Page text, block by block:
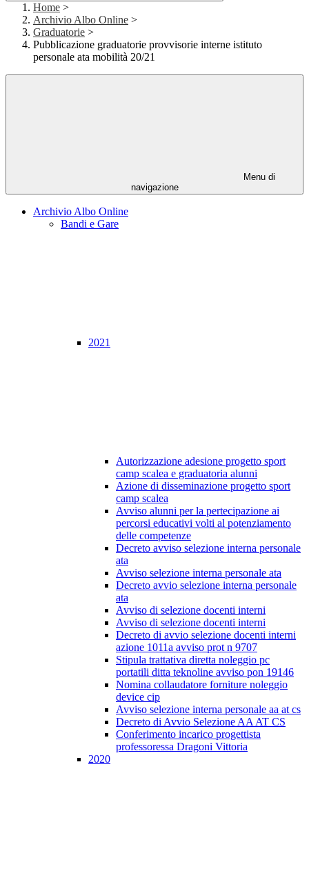
Home >
Archivio Albo Online >
Graduatorie >
Pubblicazione graduatorie provvisorie interne istituto
personale ata mobilità 20/21
Menu di
navigazione
Archivio Albo Online
Bandi e Gare
2021
Autorizzazione adesione progetto sport
camp scalea e graduatoria alunni
Azione di disseminazione progetto sport
camp scalea
Avviso alunni per la pertecipazione ai
percorsi educativi volti al potenziamento
delle competenze
Decreto avviso selezione interna personale
ata
Avviso selezione interna personale ata
Decreto avvio selezione interna personale
ata
Avviso di selezione docenti interni
Avviso di selezione docenti interni
Decreto di avvio selezione docenti interni
azione 1011a avviso prot n 9707
Stipula trattativa diretta noleggio pc
portatili ditta teknoline avviso pon 19146
Nomina collaudatore forniture noleggio
device cip
Avviso selezione interna personale aa at cs
Decreto di Avvio Selezione AA AT CS
Conferimento incarico progettista
professoressa Dragoni Vittoria
2020